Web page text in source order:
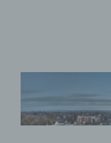
MP Mario
Training